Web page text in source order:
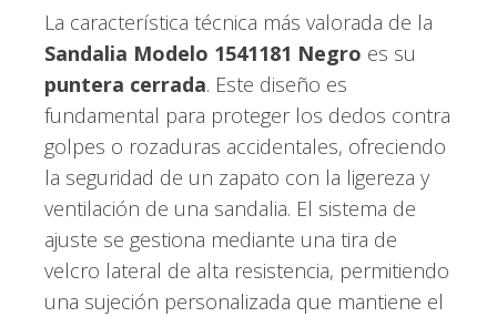
La característica técnica más valorada de la
Sandalia Modelo 1541181 Negro es su
puntera cerrada. Este diseño es
fundamental para proteger los dedos contra
golpes o rozaduras accidentales, ofreciendo
la seguridad de un zapato con la ligereza y
ventilación de una sandalia. El sistema de
ajuste se gestiona mediante una tira de
velcro lateral de alta resistencia, permitiendo
una sujeción personalizada que mantiene el